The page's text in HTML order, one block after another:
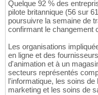
Quelque 92 % des
pilote britannique (56 sur
poursuivre la semaine de
confirmant le changement
Les organisations
en ligne et des
d'animation et à un
secteurs représentés
l'informatique, les soins
marketing et les soins de